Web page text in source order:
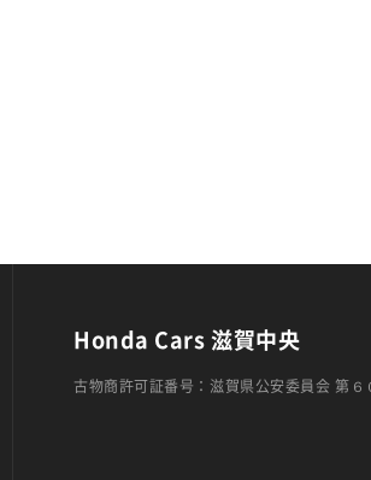
Honda Cars 滋賀中央
古物商許可証番号：滋賀県公安委員会 第